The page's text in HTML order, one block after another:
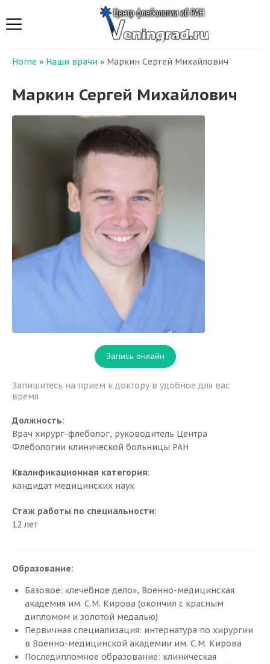
Home » Наши врачи » Маркин Сергей Михайлович
Маркин Сергей Михайлович
Должность:
Врач хирург-флеболог, руководитель Центра
Флебологии клинической больницы РАН
Квалификационная категория:
кандидат медицинских наук
Стаж работы по специальности:
12 лет
Запись онлайн
Запишитесь на прием к доктору в удобное для вас
время
Образование:
Базовое: «лечебное дело», Военно-медицинская
академия им. С.М. Кирова (окончил с красным
дипломом и золотой медалью)
Первичная специализация: интернатура по хирургии
в Военно-медицинской академии им. С.М. Кирова
Последипломное образование: клиническая
Мы лечим